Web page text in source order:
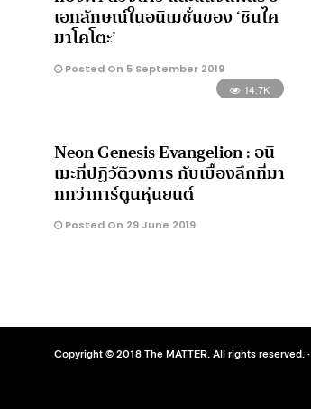
เอกลักษณ์ในอนิเมชั่นของ ‘ชินไค
มาโคโตะ’
Posted On 5 September 2019
14.7K
Neon Genesis Evangelion : อนิ
เมะที่ปฏิวัติวงการ กับเบื้องลึกที่มา
กกว่าการ์ตูนหุ่นยนต์
Posted On 29 June 2019
Copyright © 2018 The MATTER. All rights reserved. ·